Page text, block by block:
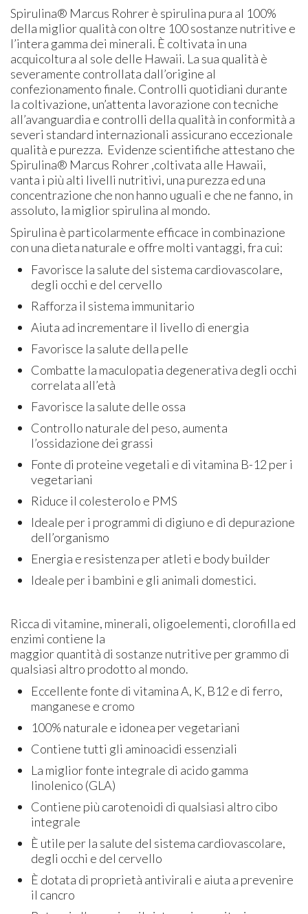
Spirulina® Marcus Rohrer è spirulina pura al 100%
della miglior qualità con oltre 100 sostanze nutritive e
l’intera gamma dei minerali. È coltivata in una
acquicoltura al sole delle Hawaii. La sua qualità è
severamente controllata dall’origine al
confezionamento finale. Controlli quotidiani durante
la coltivazione, un’attenta lavorazione con tecniche
all’avanguardia e controlli della qualità in conformità a
severi standard internazionali assicurano eccezionale
qualità e purezza. Evidenze scientifiche attestano che
Spirulina® Marcus Rohrer ,coltivata alle Hawaii,
vanta i più alti livelli nutritivi, una purezza ed una
concentrazione che non hanno uguali e che ne fanno, in
assoluto, la miglior spirulina al mondo.
Spirulina è particolarmente efficace in combinazione
con una dieta naturale e offre molti vantaggi, fra cui:
Favorisce la salute del sistema cardiovascolare,
degli occhi e del cervello
Rafforza il sistema immunitario
Aiuta ad incrementare il livello di energia
Favorisce la salute della pelle
Combatte la maculopatia degenerativa degli occhi
correlata all’età
Favorisce la salute delle ossa
Controllo naturale del peso, aumenta
l’ossidazione dei grassi
Fonte di proteine vegetali e di vitamina B-12 per i
vegetariani
Riduce il colesterolo e PMS
Ideale per i programmi di digiuno e di depurazione
dell’organismo
Energia e resistenza per atleti e body builder
Ideale per i bambini e gli animali domestici.
Ricca di vitamine, minerali, oligoelementi, clorofilla ed
enzimi contiene la
maggior quantità di sostanze nutritive per grammo di
qualsiasi altro prodotto al mondo.
Eccellente fonte di vitamina A, K, B12 e di ferro,
manganese e cromo
100% naturale e idonea per vegetariani
Contiene tutti gli aminoacidi essenziali
La miglior fonte integrale di acido gamma
linolenico (GLA)
Contiene più carotenoidi di qualsiasi altro cibo
integrale
È utile per la salute del sistema cardiovascolare,
degli occhi e del cervello
È dotata di proprietà antivirali e aiuta a prevenire
il cancro